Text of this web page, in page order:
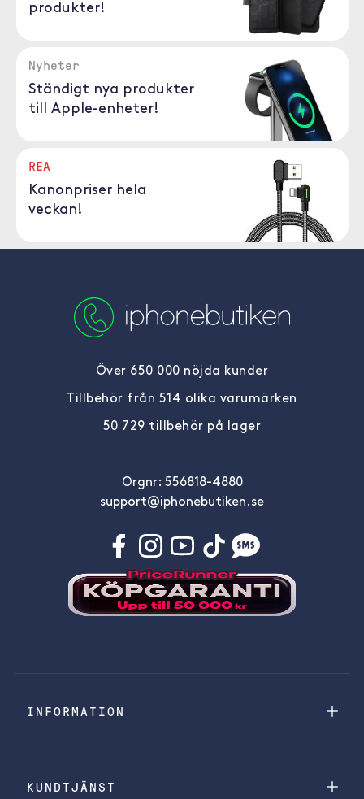
produkter!
Nyheter
Ständigt nya produkter
till Apple-enheter!
REA
Kanonpriser hela
veckan!
Över 650 000 nöjda kunder
Tillbehör från 514 olika varumärken
50 729 tillbehör på lager
Orgnr: 556818-4880
support@iphonebutiken.se
INFORMATION
KUNDTJÄNST